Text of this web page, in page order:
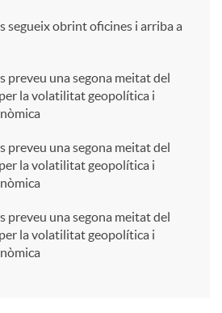
segueix obrint oficines i arriba a
preveu una segona meitat del
la volatilitat geopolítica i
preveu una segona meitat del
la volatilitat geopolítica i
preveu una segona meitat del
la volatilitat geopolítica i